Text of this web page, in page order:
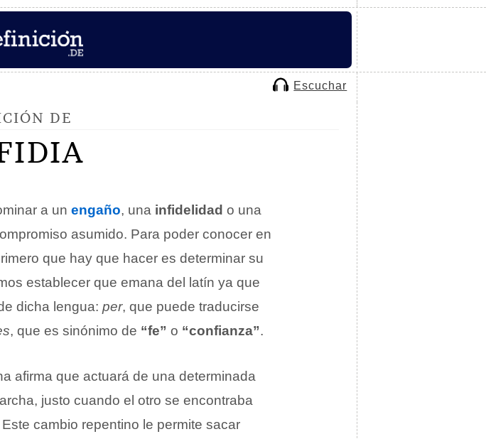
Escuchar
DE
a un engaño, una infidelidad o una
asumido. Para poder conocer en
que hay que hacer es determinar su
establecer que emana del latín ya que
dicha lengua: per, que puede traducirse
, que es sinónimo de “fe” o “confianza”.
afirma que actuará de una determinada
justo cuando el otro se encontraba
cambio repentino le permite sacar